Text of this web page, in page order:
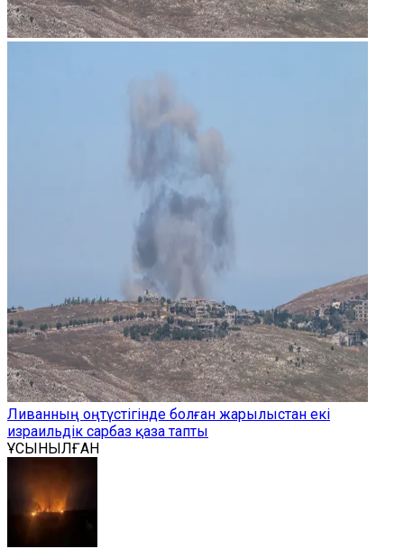
Ливанның оңтүстігінде болған жарылыстан екі
израильдік сарбаз қаза тапты
ҰСЫНЫЛҒАН